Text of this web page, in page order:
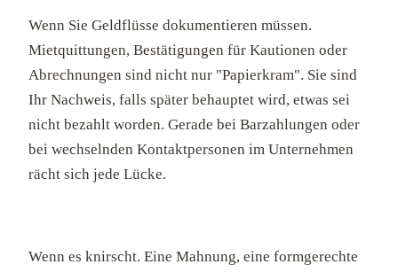
Wenn Sie Geldflüsse dokumentieren müssen.
Mietquittungen, Bestätigungen für Kautionen oder
Abrechnungen sind nicht nur "Papierkram". Sie sind
Ihr Nachweis, falls später behauptet wird, etwas sei
nicht bezahlt worden. Gerade bei Barzahlungen oder
bei wechselnden Kontaktpersonen im Unternehmen
rächt sich jede Lücke.
Wenn es knirscht. Eine Mahnung, eine formgerechte